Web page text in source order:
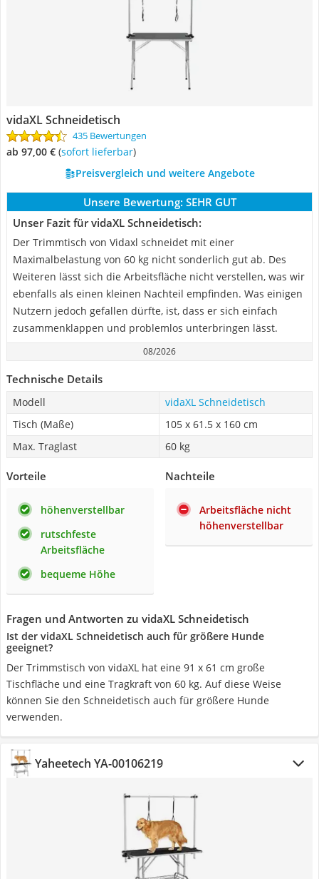
vidaXL Schneidetisch
435 Bewertungen
ab 97,00 € ( Sofort lieferbar)
Preisvergleich und weitere Angebote
Unsere Bewertung: SEHR GUT
Unser Fazit für vidaXL Schneidetisch:
Der Trimmtisch von Vidaxl schneidet mit einer
Maximalbelastung von 60 kg nicht sonderlich gut ab. Des
Weiteren lässt sich die Arbeitsfläche nicht verstellen, was wir
ebenfalls als einen kleinen Nachteil empfinden. Was einigen
Nutzern jedoch gefallen dürfte, ist, dass er sich einfach
zusammenklappen und problemlos unterbringen lässt.
08/2026
Technische Details
Modell
vidaXL Schneidetisch
Tisch (Maße)
105 x 61.5 x 160 cm
Max. Traglast
60 kg
Vorteile
höhenverstellbar
rutschfeste
Arbeitsfläche
bequeme Höhe
Nachteile
Arbeitsfläche nicht
höhenverstellbar
Fragen und Antworten zu vidaXL Schneidetisch
Ist der vidaXL Schneidetisch auch für größere Hunde
geeignet?
Der Trimmstisch von vidaXL hat eine 91 x 61 cm große
Tischfläche und eine Tragkraft von 60 kg. Auf diese Weise
können Sie den Schneidetisch auch für größere Hunde
verwenden.
Yaheetech YA-00106219